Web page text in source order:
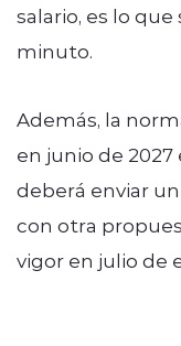
salario, es lo
minuto.
Además, la
en junio de
deberá enviar
con otra
vigor en julio de